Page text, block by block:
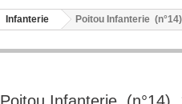
Infanterie Poitou Infanterie